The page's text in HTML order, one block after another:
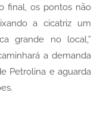
final, os pontos não
a cicatriz um
grande no local,”
a demanda
Petrolina e aguarda